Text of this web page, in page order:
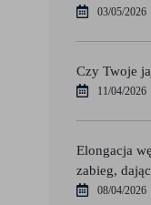
03/05/2026
Czy Twoje
11/04/2026
Elongacja
zabieg,
08/04/2026